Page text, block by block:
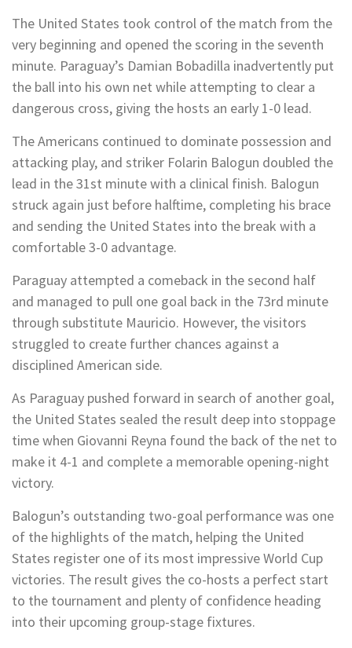
The United States took control of the match from the
very beginning and opened the scoring in the seventh
minute. Paraguay’s Damian Bobadilla inadvertently put
the ball into his own net while attempting to clear a
dangerous cross, giving the hosts an early 1-0 lead.
The Americans continued to dominate possession and
attacking play, and striker Folarin Balogun doubled the
lead in the 31st minute with a clinical finish. Balogun
struck again just before halftime, completing his brace
and sending the United States into the break with a
comfortable 3-0 advantage.
Paraguay attempted a comeback in the second half
and managed to pull one goal back in the 73rd minute
through substitute Mauricio. However, the visitors
struggled to create further chances against a
disciplined American side.
As Paraguay pushed forward in search of another goal,
the United States sealed the result deep into stoppage
time when Giovanni Reyna found the back of the net to
make it 4-1 and complete a memorable opening-night
victory.
Balogun’s outstanding two-goal performance was one
of the highlights of the match, helping the United
States register one of its most impressive World Cup
victories. The result gives the co-hosts a perfect start
to the tournament and plenty of confidence heading
into their upcoming group-stage fixtures.